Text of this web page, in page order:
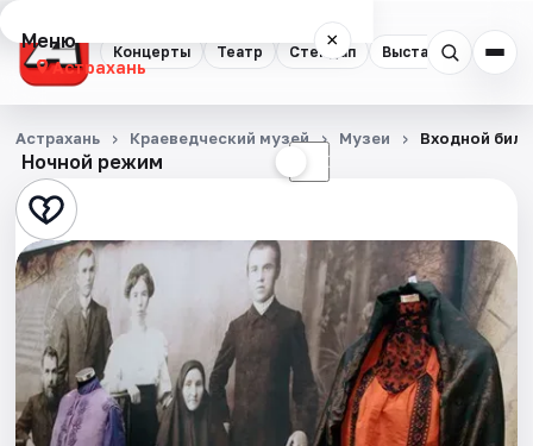
Концерты Театр Стендап Выставки
Меню ×
Астрахань
Концерты
Театр
Стендап
Выставки
Квесты
Экскурсии
Ночной режим ☾
Астрахань Краеведческий музей Музеи Входной